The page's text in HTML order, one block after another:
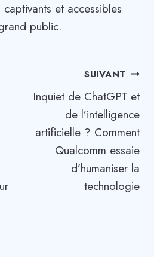
captivants et accessibles
public.
SUIVANT
Inquiet de ChatGPT et
de l’intelligence
artificielle ? Comment
Qualcomm essaie
d’humaniser la
technologie